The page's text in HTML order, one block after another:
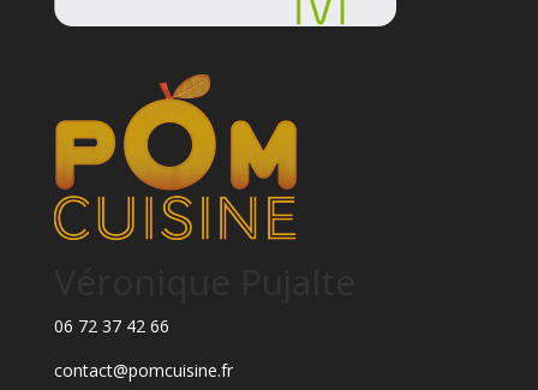
06 72 37 42 66
contact@pomcuisine.fr